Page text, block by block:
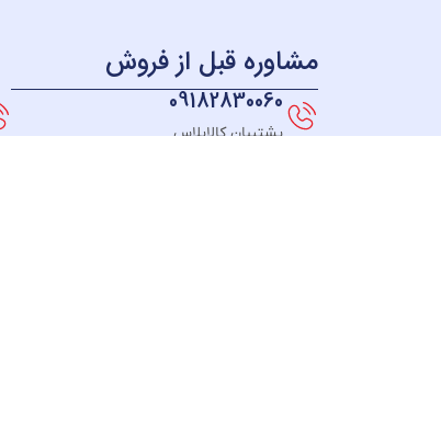
مشاوره قبل از فروش
09182830060
پشتیبان کالاپلاس